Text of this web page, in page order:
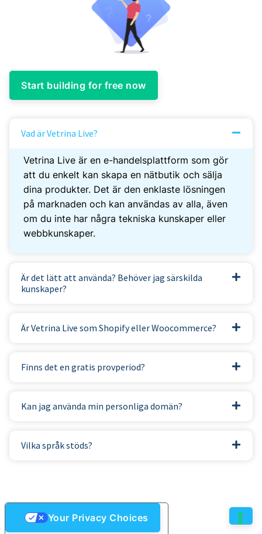
Start building for free now
Vad är Vetrina Live?
Vetrina Live är en e-handelsplattform som gör
att du enkelt kan skapa en nätbutik och sälja
dina produkter. Det är den enklaste lösningen
på marknaden och kan användas av alla, även
om du inte har några tekniska kunskaper eller
webbkunskaper.
Är det lätt att använda? Behöver jag särskilda
kunskaper?
Är Vetrina Live som Shopify eller Woocommerce?
Finns det en gratis provperiod?
Kan jag använda min personliga domän?
Vilka språk stöds?
Your Privacy Choices